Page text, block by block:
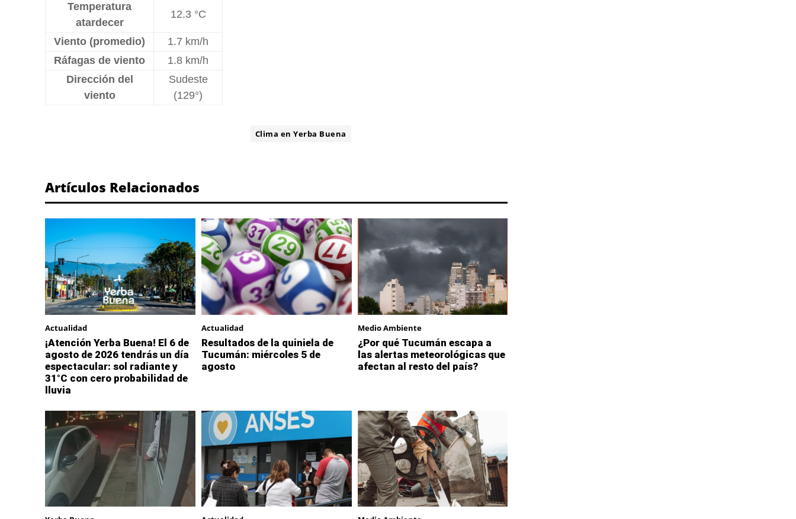
Temperatura
atardecer
12.3 °C
Viento (promedio)
1.7 km/h
Ráfagas de viento
1.8 km/h
Dirección del
viento
Sudeste
(129°)
Clima en Yerba Buena
Artículos Relacionados
Actualidad
¡Atención Yerba Buena! El 6 de
agosto de 2026 tendrás un día
espectacular: sol radiante y
31°C con cero probabilidad de
lluvia
Actualidad
Resultados de la quiniela de
Tucumán: miércoles 5 de
agosto
Medio Ambiente
¿Por qué Tucumán escapa a
las alertas meteorológicas que
afectan al resto del país?